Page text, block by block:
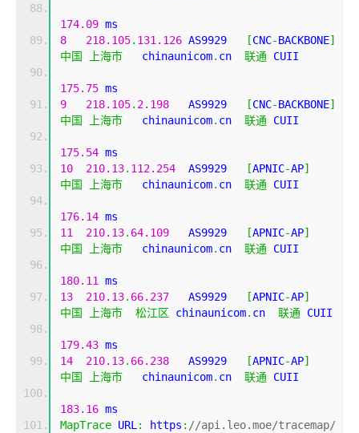
174.09 ms
8
218.105. 131.126 AS9929 [CNC-BACKBONE]
中国
上海市
   chinaunicom
. cn 联通 CUII
175.75 ms
9
218.105. 2.198
   AS9929
[CNC-BACKBONE]
中国
上海市
   chinaunicom
. cn 联通 CUII
175.54 ms
10
210.13. 112.254
  AS9929
[APNIC-AP]
中国
上海市
   chinaunicom
. cn 联通 CUII
176.14 ms
11
210.13. 64.109
   AS9929
[APNIC-AP]
中国
上海市
   chinaunicom
. cn 联通 CUII
180.11 ms
13
210.13. 66.237
   AS9929
[APNIC-AP]
中国
上海市 松江区 chinaunicom. cn 联通 CUII
179.43 ms
14
210.13. 66.238
   AS9929
[APNIC-AP]
中国
上海市
   chinaunicom
. cn 联通 CUII
183.16 ms
MapTrace URL: https : //api.leo.moe/tracemap/